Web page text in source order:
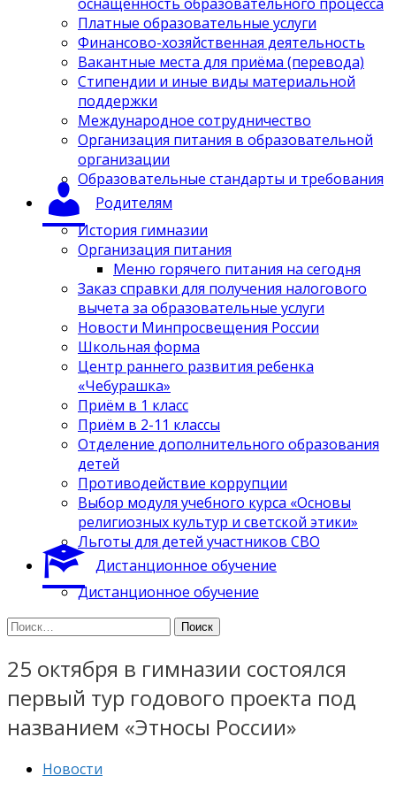
оснащенность образовательного процесса
Платные образовательные услуги
Финансово-хозяйственная деятельность
Вакантные места для приёма (перевода)
Стипендии и иные виды материальной
поддержки
Международное сотрудничество
Организация питания в образовательной
организации
Образовательные стандарты и требования
Родителям
История гимназии
Организация питания
Меню горячего питания на сегодня
Заказ справки для получения налогового
вычета за образовательные услуги
Новости Минпросвещения России
Школьная форма
Центр раннего развития ребенка
«Чебурашка»
Приём в 1 класс
Приём в 2-11 классы
Отделение дополнительного образования
детей
Противодействие коррупции
Выбор модуля учебного курса «Основы
религиозных культур и светской этики»
Льготы для детей участников СВО
Дистанционное обучение
Дистанционное обучение
Найти:
25 октября в гимназии состоялся
первый тур годового проекта под
названием «Этносы России»
Новости